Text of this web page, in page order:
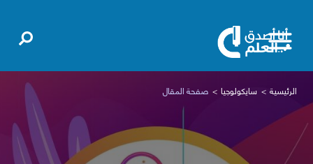
الرئيسية سايكولوجيا صفحة المقال